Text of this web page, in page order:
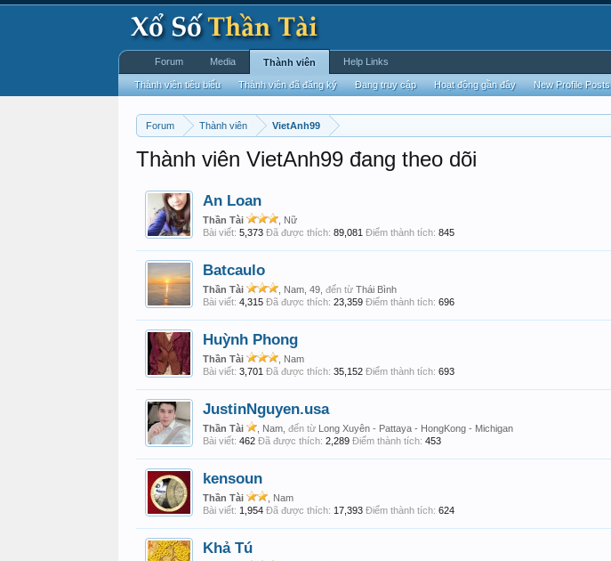
Forum Thành viên VietAnh99
Thành viên VietAnh99 đang theo dõi
An Loan
Thần Tài
, Nữ
Bài viết: 5,373 Đã được thích: 89,081 Điểm thành tích: 845
Batcaulo
Thần Tài , Nam, 49, đến từ Thái Bình
Bài viết: 4,315 Đã được thích: 23,359 Điểm thành tích: 696
Huỳnh Phong
Thần Tài
, Nam
Bài viết: 3,701 Đã được thích: 35,152 Điểm thành tích: 693
JustinNguyen.usa
Thần Tài , Nam, đến từ Long Xuyên - Pattaya - HongKong - Michigan
Bài viết: 462 Đã được thích: 2,289 Điểm thành tích: 453
kensoun
Thần Tài
, Nam
Bài viết: 1,954 Đã được thích: 17,393 Điểm thành tích: 624
Khả Tú
Forum Media Thành viên
Thành viên tiêu biểu Thành viên đã đăng ký Đang truy cập Hoạt động gần đây New Profile Posts
Help Links